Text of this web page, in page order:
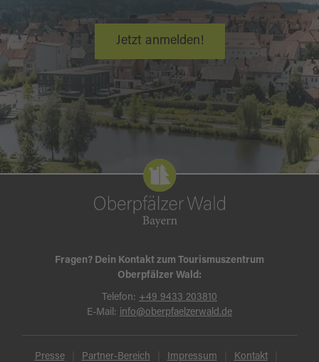
Jetzt anmelden!
Fragen? Dein Kontakt zum Tourismuszentrum
Oberpfälzer Wald:
Telefon: +49 9433 203810
E-Mail: info@oberpfaelzerwald.de
Presse Partner-Bereich Impressum Kontakt